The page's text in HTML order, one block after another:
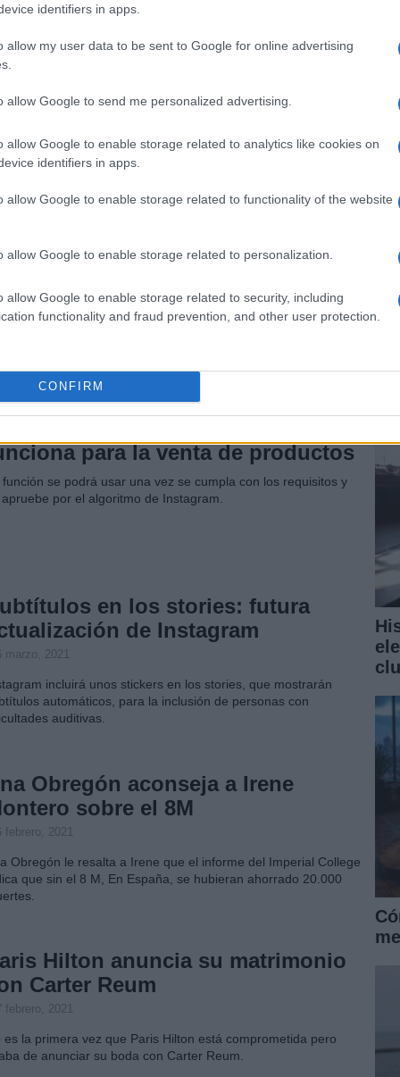
identifiers in apps.
allow my user data to be sent to Google for online advertising
allow Google to send me personalized advertising.
allow Google to enable storage related to analytics like cookies on
identifiers in apps.
allow Google to enable storage related to functionality of the website
allow Google to enable storage related to personalization.
allow Google to enable storage related to security, including
functionality and fraud prevention, and other user protection.
CONFIRM
de Arma celebra su cumpleaños
de amigos
de Armas festejó entre risas, baile, tarta y rodeada de amigos
entre los invitados estaba el también actor Edgar
Riveiro: la nueva revolución
abril, 2021
para la venta de productos
función se podrá usar una vez se cumpla con los requisitos y
por el algoritmo de Instagram.
en los stories: futura
de Instagram
marzo, 2021
incluirá unos stickers en los stories, que mostrarán
automáticos, para la inclusión de personas con
auditivas.
Obregón aconseja a Irene
sobre el 8M
febrero, 2021
Obregón le resalta a Irene que el informe del Imperial College
que sin el 8 M, En España, se hubieran ahorrado 20.000
Hilton anuncia su matrimonio
Carter Reum
febrero, 2021
es la primera vez que Paris Hilton está comprometida pero
de anunciar su boda con Carter Reum.